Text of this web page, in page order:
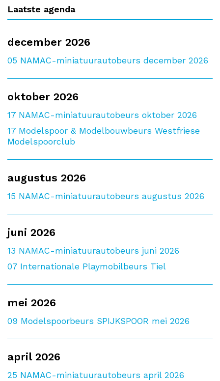
Laatste agenda
december 2026
05 NAMAC-miniatuurautobeurs december 2026
oktober 2026
17 NAMAC-miniatuurautobeurs oktober 2026
17 Modelspoor & Modelbouwbeurs Westfriese
Modelspoorclub
augustus 2026
15 NAMAC-miniatuurautobeurs augustus 2026
juni 2026
13 NAMAC-miniatuurautobeurs juni 2026
07 Internationale Playmobilbeurs Tiel
mei 2026
09 Modelspoorbeurs SPIJKSPOOR mei 2026
april 2026
25 NAMAC-miniatuurautobeurs april 2026